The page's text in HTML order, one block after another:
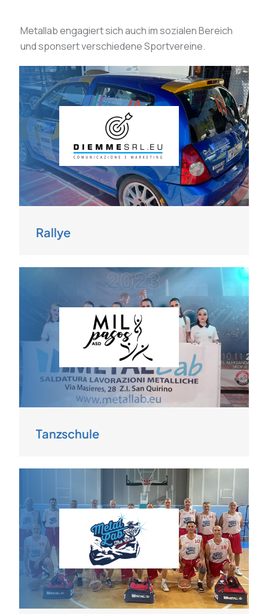
Metallab engagiert sich auch im sozialen Bereich
und sponsert verschiedene Sportvereine.
Rallye
Tanzschule